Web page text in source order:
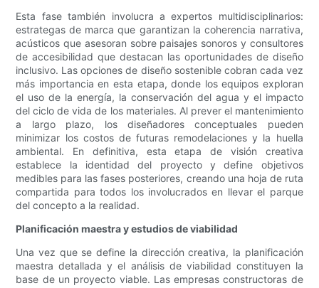
Esta fase también involucra a expertos multidisciplinarios:
estrategas de marca que garantizan la coherencia narrativa,
acústicos que asesoran sobre paisajes sonoros y consultores
de accesibilidad que destacan las oportunidades de diseño
inclusivo. Las opciones de diseño sostenible cobran cada vez
más importancia en esta etapa, donde los equipos exploran
el uso de la energía, la conservación del agua y el impacto
del ciclo de vida de los materiales. Al prever el mantenimiento
a largo plazo, los diseñadores conceptuales pueden
minimizar los costos de futuras remodelaciones y la huella
ambiental. En definitiva, esta etapa de visión creativa
establece la identidad del proyecto y define objetivos
medibles para las fases posteriores, creando una hoja de ruta
compartida para todos los involucrados en llevar el parque
del concepto a la realidad.
Planificación maestra y estudios de viabilidad
Una vez que se define la dirección creativa, la planificación
maestra detallada y el análisis de viabilidad constituyen la
base de un proyecto viable. Las empresas constructoras de